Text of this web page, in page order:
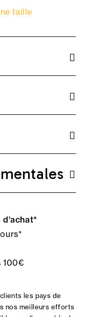
taille
100€
les pays de
nos meilleurs efforts